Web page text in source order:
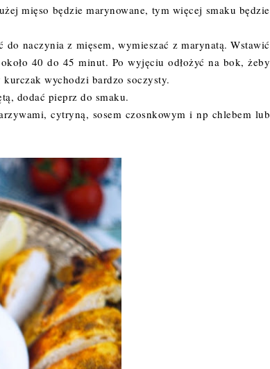
mięso będzie marynowane, tym więcej smaku będzie
naczynia z mięsem, wymieszać z marynatą. Wstawić
40 do 45 minut. Po wyjęciu odłożyć na bok, żeby
wychodzi bardzo soczysty.
dodać pieprz do smaku.
cytryną, sosem czosnkowym i np chlebem lub